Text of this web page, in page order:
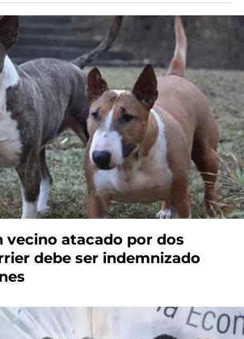
vecino atacado por dos
debe ser indemnizado